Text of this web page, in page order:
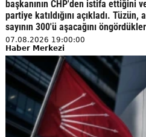
başkanının CHP'den istifa ettiğini
partiye katıldığını açıkladı.
sayının 300'ü aşacağını
07.08.2026 19:00:00
Haber Merkezi